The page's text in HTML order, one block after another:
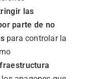
las
parte de no
paracontrolar la